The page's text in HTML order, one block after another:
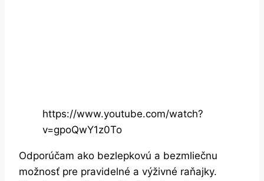
https://www.youtube.com/watch?
v=gpoQwY1z0To
Odporúčam ako bezlepkovú a bezmliečnu
možnosť pre pravidelné a výživné raňajky.